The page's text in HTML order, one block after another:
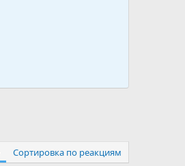
Сортировка по реакциям